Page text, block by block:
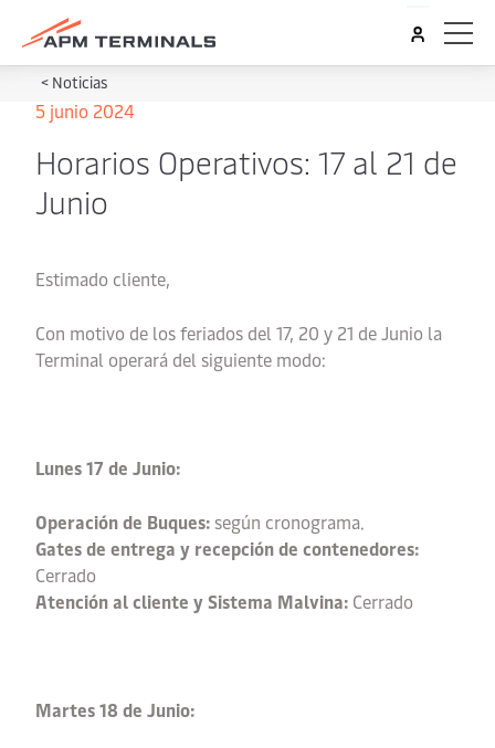
< Noticias
5 junio 2024
Horarios Operativos: 17 al 21 de
Junio
Estimado cliente,
Con motivo de los feriados del 17, 20 y 21 de Junio la
Terminal operará del siguiente modo:
Lunes 17 de Junio:
Operación de Buques:según cronograma.
Gates de entrega y recepción de contenedores:
Cerrado
Atención al cliente y Sistema Malvina: Cerrado
Martes 18 de Junio: